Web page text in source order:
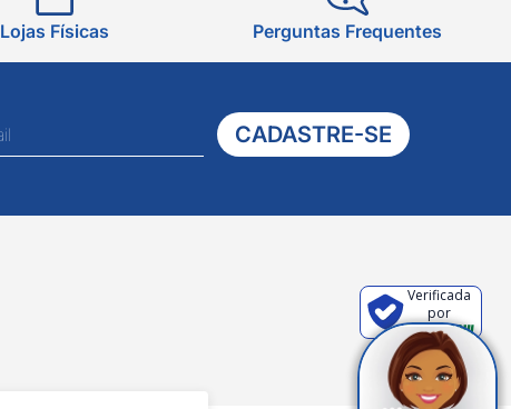
Lojas Físicas Perguntas Frequentes
CADASTRE-SE
Verificada
por